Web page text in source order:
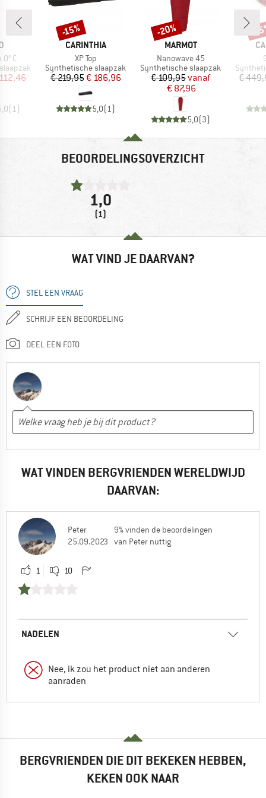
C
prijs
(1)
MERK
CARINTHIA
Artikel
XP Top
Productgroep
Synthetische slaapzak
Prijs
€ 219,95Verlaagde prijs
€ 186,96
5,0(1)
Korting
-15%
MERK
MARMOT
Artikel
Nanowave 45
Productgroep
Synthetische slaapzak
Prijs
€ 109,95Verlaagde prijs
vanaf
€ 87,96
5,0(3)
Korting
-20%
€
-
BEOORDELINGSOVERZICHT
1,0
(1)
WAT VIND JE DAARVAN?
STEL EEN VRAAG
SCHRIJF EEN BEOORDELING
DEEL EEN FOTO
WAT VINDEN BERGVRIENDEN WERELDWIJD
DAARVAN:
Peter
25.09.2023
9% vinden de beoordelingen
van Peter nuttig
1 10
NADELEN
Nee, ik zou het product niet aan anderen
aanraden
BERGVRIENDEN DIE DIT BEKEKEN HEBBEN,
KEKEN OOK NAAR